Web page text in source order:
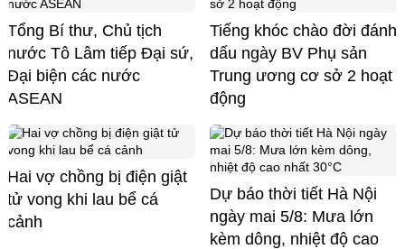
Tổng Bí thư, Chủ tịch
nước Tô Lâm tiếp Đại sứ,
Đại biện các nước
ASEAN
Tiếng khóc chào đời đánh
dấu ngày BV Phụ sản
Trung ương cơ sở 2 hoạt
động
Hai vợ chồng bị điện giật
tử vong khi lau bể cá
cảnh
Dự báo thời tiết Hà Nội
ngày mai 5/8: Mưa lớn
kèm dông, nhiệt độ cao